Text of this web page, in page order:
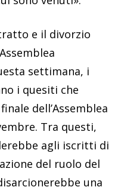
e il divorzio
settimana, i
i quesiti che
dell’Assemblea
Tra questi,
agli iscritti di
del ruolo del
una